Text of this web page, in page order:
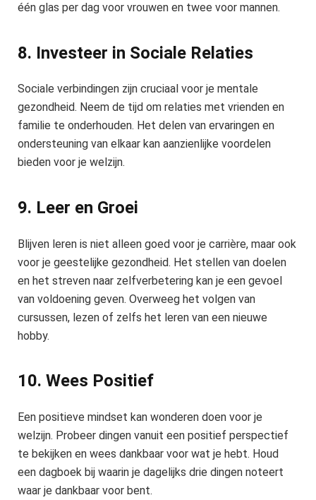
één glas per dag voor vrouwen en twee voor mannen.
8. Investeer in Sociale Relaties
Sociale verbindingen zijn cruciaal voor je mentale
gezondheid. Neem de tijd om relaties met vrienden en
familie te onderhouden. Het delen van ervaringen en
ondersteuning van elkaar kan aanzienlijke voordelen
bieden voor je welzijn.
9. Leer en Groei
Blijven leren is niet alleen goed voor je carrière, maar ook
voor je geestelijke gezondheid. Het stellen van doelen
en het streven naar zelfverbetering kan je een gevoel
van voldoening geven. Overweeg het volgen van
cursussen, lezen of zelfs het leren van een nieuwe
hobby.
10. Wees Positief
Een positieve mindset kan wonderen doen voor je
welzijn. Probeer dingen vanuit een positief perspectief
te bekijken en wees dankbaar voor wat je hebt. Houd
een dagboek bij waarin je dagelijks drie dingen noteert
waar je dankbaar voor bent.